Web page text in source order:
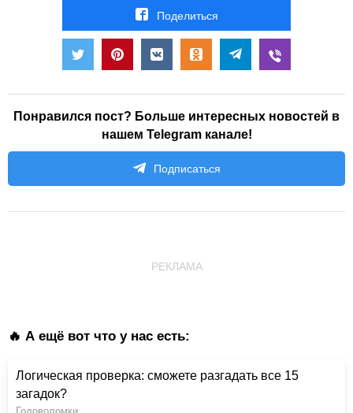
Поделиться
Понравился пост? Больше интересных новостей в
нашем Telegram канале!
Подписаться
РЕКЛАМА
🔥 А ещё вот что у нас есть:
Логическая проверка: сможете разгадать все 15
загадок?